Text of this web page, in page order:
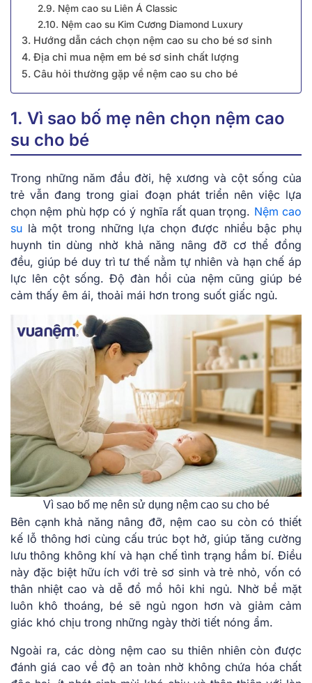
2.9. Nệm cao su Liên Á Classic
2.10. Nệm cao su Kim Cương Diamond Luxury
3. Hướng dẫn cách chọn nệm cao su cho bé sơ sinh
4. Địa chỉ mua nệm em bé sơ sinh chất lượng
5. Câu hỏi thường gặp về nệm cao su cho bé
1. Vì sao bố mẹ nên chọn nệm cao
su cho bé
Trong những năm đầu đời, hệ xương và cột sống của
trẻ vẫn đang trong giai đoạn phát triển nên việc lựa
chọn nệm phù hợp có ý nghĩa rất quan trọng. Nệm cao
su là một trong những lựa chọn được nhiều bậc phụ
huynh tin dùng nhờ khả năng nâng đỡ cơ thể đồng
đều, giúp bé duy trì tư thế nằm tự nhiên và hạn chế áp
lực lên cột sống. Độ đàn hồi của nệm cũng giúp bé
cảm thấy êm ái, thoải mái hơn trong suốt giấc ngủ.
Vì sao bố mẹ nên sử dụng nệm cao su cho bé
Bên cạnh khả năng nâng đỡ, nệm cao su còn có thiết
kế lỗ thông hơi cùng cấu trúc bọt hở, giúp tăng cường
lưu thông không khí và hạn chế tình trạng hầm bí. Điều
này đặc biệt hữu ích với trẻ sơ sinh và trẻ nhỏ, vốn có
thân nhiệt cao và dễ đổ mồ hôi khi ngủ. Nhờ bề mặt
luôn khô thoáng, bé sẽ ngủ ngon hơn và giảm cảm
giác khó chịu trong những ngày thời tiết nóng ẩm.
Ngoài ra, các dòng nệm cao su thiên nhiên còn được
đánh giá cao về độ an toàn nhờ không chứa hóa chất